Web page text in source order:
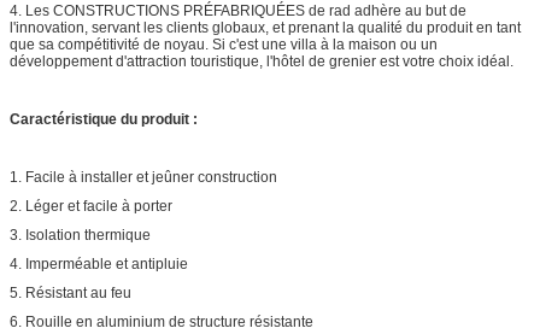
4. Les CONSTRUCTIONS PRÉFABRIQUÉES de rad adhère au but de
l'innovation, servant les clients globaux, et prenant la qualité du produit en tant
que sa compétitivité de noyau. Si c'est une villa à la maison ou un
développement d'attraction touristique, l'hôtel de grenier est votre choix idéal.
Caractéristique du produit :
1. Facile à installer et jeûner construction
2. Léger et facile à porter
3. Isolation thermique
4. Imperméable et antipluie
5. Résistant au feu
6. Rouille en aluminium de structure résistante